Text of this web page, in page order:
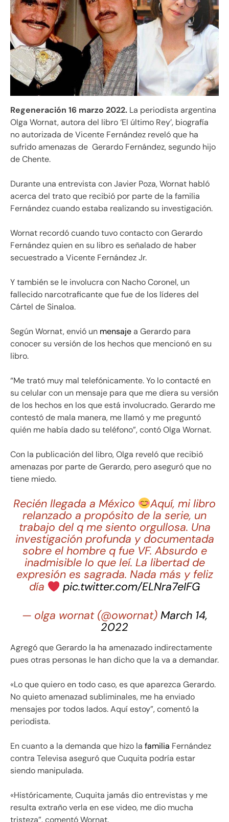
Regeneración 16 marzo 2022. La periodista argentina
Olga Wornat, autora del libro ‘El último Rey’, biografía
no autorizada de Vicente Fernández reveló que ha
sufrido amenazas de Gerardo Fernández, segundo hijo
de Chente.
Durante una entrevista con Javier Poza, Wornat habló
acerca del trato que recibió por parte de la familia
Fernández cuando estaba realizando su investigación.
Wornat recordó cuando tuvo contacto con Gerardo
Fernández quien en su libro es señalado de haber
secuestrado a Vicente Fernández Jr.
Y también se le involucra con Nacho Coronel, un
fallecido narcotraficante que fue de los líderes del
Cártel de Sinaloa.
Según Wornat, envió un mensajea Gerardo para
conocer su versión de los hechos que mencionó en su
libro.
“Me trató muy mal telefónicamente. Yo lo contacté en
su celular con un mensaje para que me diera su versión
de los hechos en los que está involucrado. Gerardo me
contestó de mala manera, me llamó y me preguntó
quién me había dado su teléfono”, contó Olga Wornat.
Con la publicación del libro, Olga reveló que recibió
amenazas por parte de Gerardo, pero aseguró que no
tiene miedo.
Recién llegada a México
Aquí, mi libro
relanzado a propósito de la serie, un
trabajo del q me siento orgullosa. Una
investigación profunda y documentada
sobre el hombre q fue VF. Absurdo e
inadmisible lo que leí. La libertad de
expresión es sagrada. Nada más y feliz
día
pic.twitter.com/ELNra7eIFG
— olga wornat (@owornat) March 14,
2022
Agregó que Gerardo la ha amenazado indirectamente
pues otras personas le han dicho que la va a demandar.
«Lo que quiero en todo caso, es que aparezca Gerardo.
No quieto amenazad subliminales, me ha enviado
mensajes por todos lados. Aquí estoy”, comentó la
periodista.
En cuanto a la demanda que hizo la familia Fernández
contra Televisa aseguró que Cuquita podría estar
siendo manipulada.
«Históricamente, Cuquita jamás dio entrevistas y me
resulta extraño verla en ese video, me dio mucha
tristeza”, comentó Wornat.